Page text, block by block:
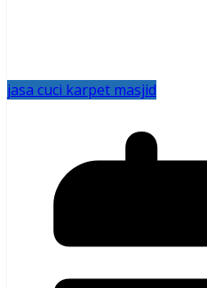
jasa cuci karpet masjid